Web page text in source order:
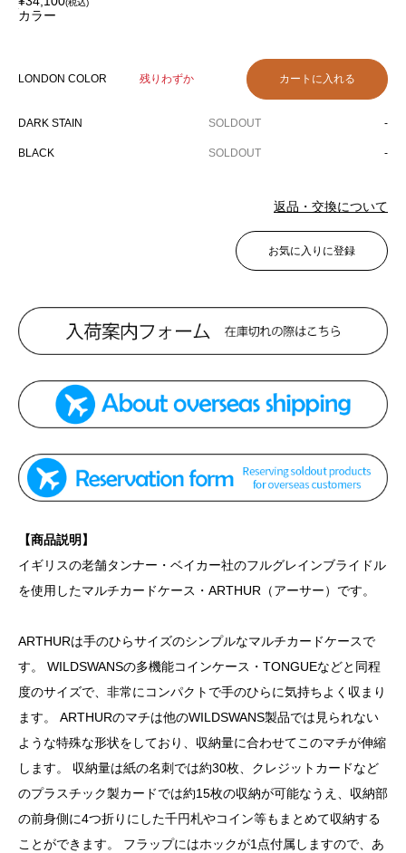
カラー
LONDON COLOR 残りわずか
DARK STAIN SOLDOUT -
BLACK SOLDOUT -
返品・交換について
お気に入りに登録
【商品説明】
イギリスの老舗タンナー・ベイカー社のフルグレインブライドル
を使用したマルチカードケース・ARTHUR（アーサー）です。
ARTHURは手のひらサイズのシンプルなマルチカードケースで
す。 WILDSWANSの多機能コインケース・TONGUEなどと同程
度のサイズで、非常にコンパクトで手のひらに気持ちよく収まり
ます。 ARTHURのマチは他のWILDSWANS製品では見られない
ような特殊な形状をしており、収納量に合わせてこのマチが伸縮
します。 収納量は紙の名刺では約30枚、クレジットカードなど
のプラスチック製カードでは約15枚の収納が可能なうえ、収納部
の前身側に4つ折りにした千円札やコイン等もまとめて収納する
ことができます。 フラップにはホックが1点付属しますので、あ